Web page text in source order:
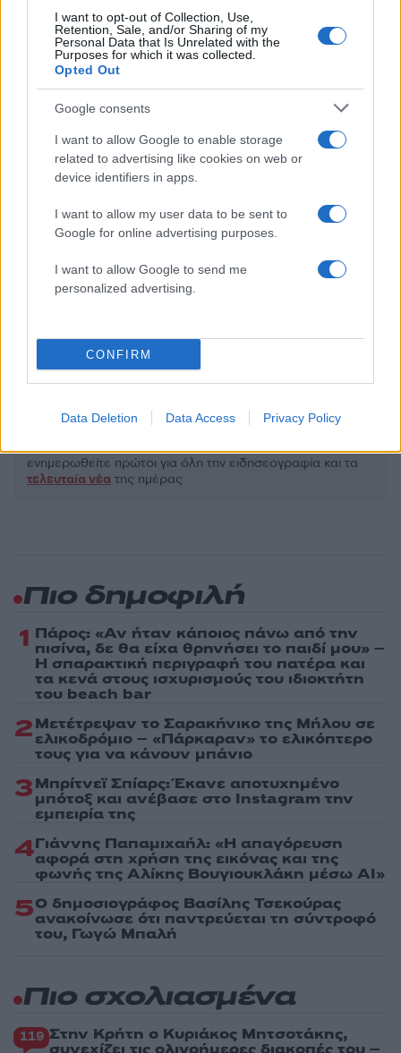
I want to opt-out of Collection, Use,
Retention, Sale, and/or Sharing of my
Personal Data that Is Unrelated with the
Purposes for which it was collected.
Opted Out
Google consents
I want to allow Google to enable storage
related to advertising like cookies on web or
device identifiers in apps.
I want to allow my user data to be sent to
Google for online advertising purposes.
I want to allow Google to send me
personalized advertising.
CONFIRM
Data Deletion Data Access Privacy Policy
Σχολίασε εδώ
2000 /2000
Υποβολή σχολίου
Όροι Χρήσης. Το site προστατεύεται από reCAPTCHA, ισχύουν
Πολιτική Απορρήτου&Όροι Χρήσης
ΗΠΑ
ΚΕΙΤΙ ΠΕΡΙ
ΜΟΥΝΤΙΑΛ
ΜΟΥΝΤΙΑΛ 2026
ενημερωθείτε πρώτοι για όλη την ειδησεογραφία και τα
τελευταία νέα της ημέρας
Πιο δημοφιλή
1 Πάρος: «Αν ήταν κάποιος πάνω από την
πισίνα, δε θα είχα θρηνήσει το παιδί μου» –
Η σπαρακτική περιγραφή του πατέρα και
τα κενά στους ισχυρισμούς του ιδιοκτήτη
του beach bar
2Μετέτρεψαν το Σαρακήνικο της Μήλου σε
ελικοδρόμιο – «Πάρκαραν» το ελικόπτερο
τους για να κάνουν μπάνιο
3Μπρίτνεϊ Σπίαρς: Έκανε αποτυχημένο
μπότοξ και ανέβασε στο Instagram την
εμπειρία της
4Γιάννης Παπαμιχαήλ: «Η απαγόρευση
αφορά στη χρήση της εικόνας και της
φωνής της Αλίκης Βουγιουκλάκη μέσω AI»
5Ο δημοσιογράφος Βασίλης Τσεκούρας
ανακοίνωσε ότι παντρεύεται τη σύντροφό
του, Γωγώ Μπαλή
Πιο σχολιασμένα
119 Στην Κρήτη ο Κυριάκος Μητσοτάκης,
συνεχίζει τις ολιγοήμερες διακοπές του –